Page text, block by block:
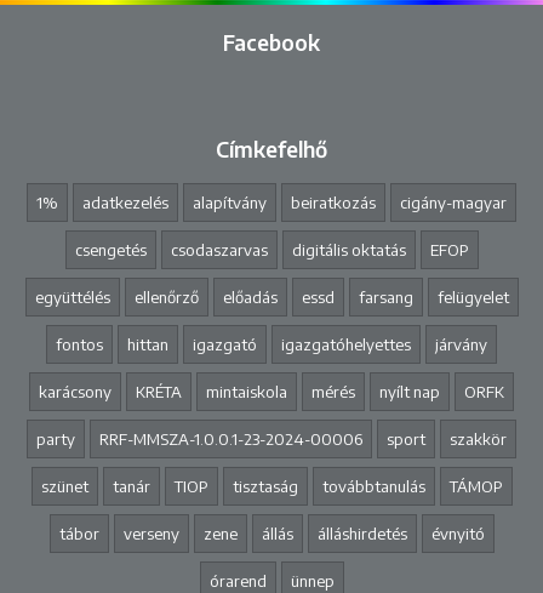
Facebook
Címkefelhő
1% adatkezelés alapítvány beiratkozás cigány-magyar
csengetés csodaszarvas digitális oktatás EFOP
együttélés ellenőrző előadás essd farsang felügyelet
fontos hittan igazgató igazgatóhelyettes járvány
karácsony KRÉTA mintaiskola mérés nyílt nap ORFK
party RRF-MMSZA-1.0.0.1-23-2024-00006 sport szakkör
szünet tanár TIOP tisztaság továbbtanulás TÁMOP
tábor verseny zene állás álláshirdetés évnyitó
órarend ünnep